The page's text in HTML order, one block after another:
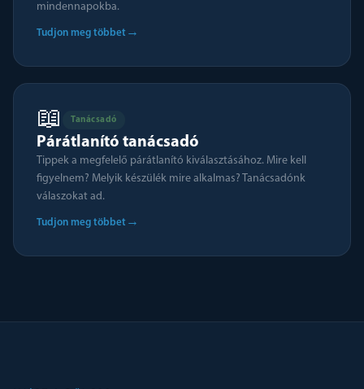
mindennapokba.
Tudjon meg többet →
📖 Tanácsadó
Párátlanító tanácsadó
Tippek a megfelelő párátlanító kiválasztásához. Mire kell
figyelnem? Melyik készülék mire alkalmas? Tanácsadónk
válaszokat ad.
Tudjon meg többet →